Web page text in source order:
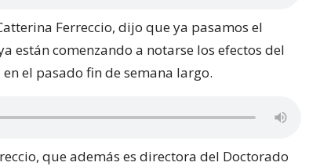
Ferreccio, dijo que ya pasamos el
están comenzando a notarse los efectos del
el pasado fin de semana largo.
que además es directora del Doctorado